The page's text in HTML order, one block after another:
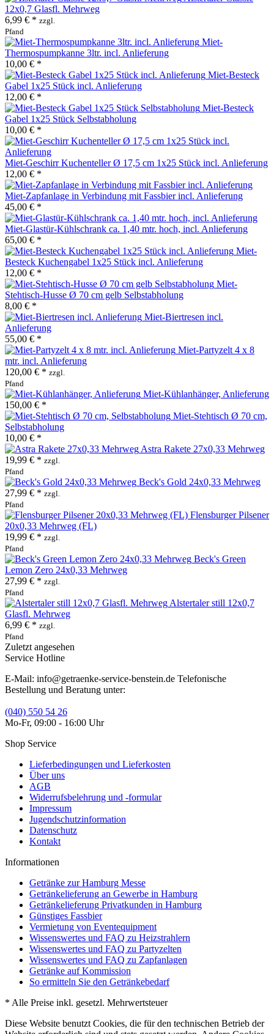
12x0,7 Glasfl. Mehrweg
6,99 € * zzgl.
Pfand
Miet-
Thermospumpkanne 3ltr. incl. Anlieferung
10,00 € *
Miet-Besteck
Gabel 1x25 Stück incl. Anlieferung
12,00 € *
Miet-Besteck
Gabel 1x25 Stück Selbstabholung
10,00 € *
Miet-Geschirr Kuchenteller Ø 17,5 cm 1x25 Stück incl. Anlieferung
12,00 € *
Miet-Zapfanlage in Verbindung mit Fassbier incl. Anlieferung
45,00 € *
Miet-Glastür-Kühlschrank ca. 1,40 mtr. hoch, incl. Anlieferung
65,00 € *
Miet-
Besteck Kuchengabel 1x25 Stück incl. Anlieferung
12,00 € *
Miet-
Stehtisch-Husse Ø 70 cm gelb Selbstabholung
8,00 € *
Miet-Biertresen incl.
Anlieferung
55,00 € *
Miet-Partyzelt 4 x 8
mtr. incl. Anlieferung
120,00 € * zzgl.
Pfand
Miet-Kühlanhänger, Anlieferung
150,00 € *
Miet-Stehtisch Ø 70 cm,
Selbstabholung
10,00 € *
Astra Rakete 27x0,33 Mehrweg
19,99 € * zzgl.
Pfand
Beck's Gold 24x0,33 Mehrweg
27,99 € * zzgl.
Pfand
Flensburger Pilsener
20x0,33 Mehrweg (FL)
19,99 € * zzgl.
Pfand
Beck's Green
Lemon Zero 24x0,33 Mehrweg
27,99 € * zzgl.
Pfand
Alstertaler still 12x0,7
Glasfl. Mehrweg
6,99 € * zzgl.
Pfand
Zuletzt angesehen
Service Hotline
E-Mail: info@getraenke-service-benstein.de Telefonische
Bestellung und Beratung unter:
(040) 550 54 26
Mo-Fr, 09:00 - 16:00 Uhr
Shop Service
Lieferbedingungen und Lieferkosten
Über uns
AGB
Widerrufsbelehrung und -formular
Impressum
Jugendschutzinformation
Datenschutz
Kontakt
Informationen
Getränke zur Hamburg Messe
Getränkelieferung an Gewerbe in Hamburg
Getränkelieferung Privatkunden in Hamburg
Günstiges Fassbier
Vermietung von Eventequipment
Wissenswertes und FAQ zu Heizstrahlern
Wissenswertes und FAQ zu Partyzelten
Wissenswertes und FAQ zu Zapfanlagen
Getränke auf Kommission
So ermitteln Sie den Getränkebedarf
* Alle Preise inkl. gesetzl. Mehrwertsteuer
Diese Website benutzt Cookies, die für den technischen Betrieb der